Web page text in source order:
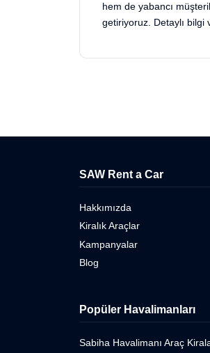
hem de yabancı
getiriyoruz. Detaylı bilgi
SAW Rent a Car
Hakkımızda
Kiralık Araçlar
Kampanyalar
Blog
Popüler Havalimanları
Sabiha Havalimanı Araç